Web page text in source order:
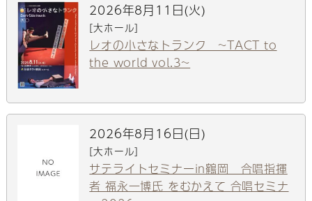
2026年8月11日(火)
[大ホール]
レオの小さなトランク ~TACT to
the world vol.3~
2026年8月16日(日)
[大ホール]
サテライトセミナーin鶴岡 合唱指揮
者 福永一博氏 をむかえて 合唱セミナ